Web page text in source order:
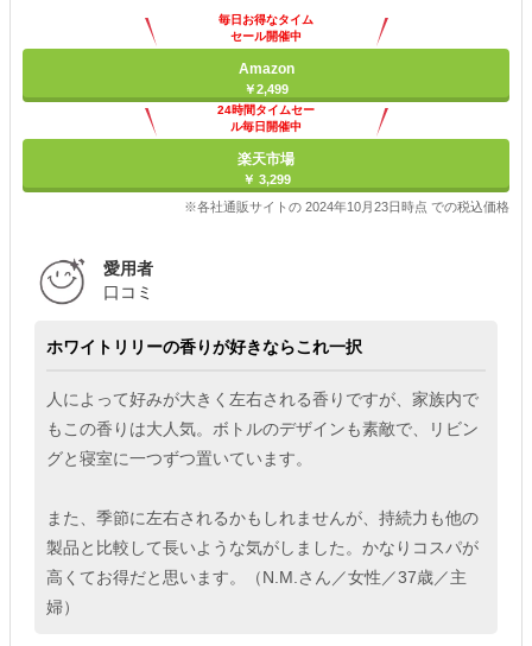
毎日お得なタイム
セール開催中
Amazon
￥2,499
24時間タイムセー
ル毎日開催中
楽天市場
￥ 3,299
※各社通販サイトの 2024年10月23日時点 での税込価格
愛用者
口コミ
ホワイトリリーの香りが好きならこれ一択
人によって好みが大きく左右される香りですが、家族内で
もこの香りは大人気。ボトルのデザインも素敵で、リビン
グと寝室に一つずつ置いています。
また、季節に左右されるかもしれませんが、持続力も他の
製品と比較して長いような気がしました。かなりコスパが
高くてお得だと思います。（N.M.さん／女性／37歳／主
婦）